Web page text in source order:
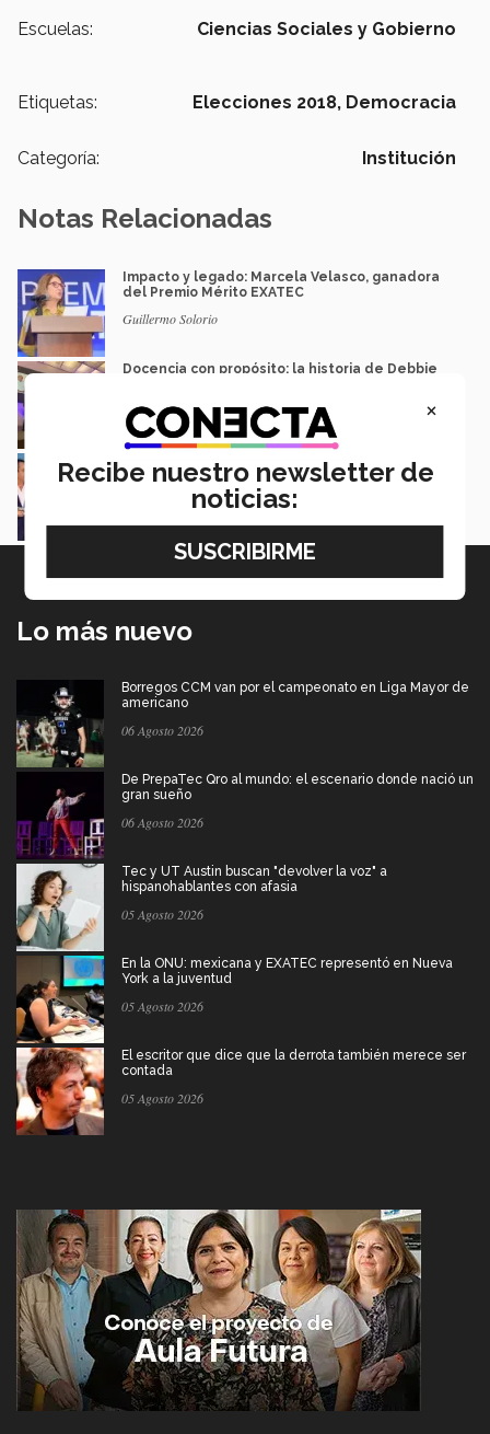
Escuelas: Ciencias Sociales y Gobierno
Etiquetas: Elecciones 2018, Democracia
Categoría: Institución
Notas Relacionadas
Impacto y legado: Marcela Velasco, ganadora
del Premio Mérito EXATEC
Guillermo Solorio
Docencia con propósito: la historia de Debbie
Isabel Martínez
Lidera industria acerera y recibe Premio al
Mérito EXATEC 2026 en SLP
Lo más nuevo
Borregos CCM van por el campeonato en Liga Mayor de
americano
06 Agosto 2026
De PrepaTec Qro al mundo: el escenario donde nació un
gran sueño
06 Agosto 2026
Tec y UT Austin buscan "devolver la voz" a
hispanohablantes con afasia
05 Agosto 2026
En la ONU: mexicana y EXATEC representó en Nueva
York a la juventud
05 Agosto 2026
El escritor que dice que la derrota también merece ser
contada
05 Agosto 2026
×
Recibe nuestro newsletter de
noticias: